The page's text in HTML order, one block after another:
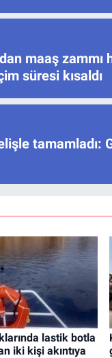
maaş zammı
süresi kısaldı
tamamladı:
lastik botla
iki kişi akıntıya